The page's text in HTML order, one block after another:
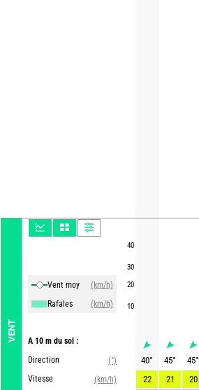
VENT
Vent moy
(km/h)
Rafales
(km/h)
A 10 m du sol :
Direction
(°)
Vitesse
(km/h)
40
30
20
10
40° 45° 45°
22
21 20